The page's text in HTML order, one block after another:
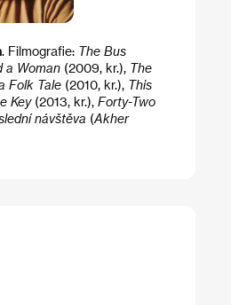
. Filmografie: The Bus
a Woman(2009, kr.), The
Folk Tale(2010, kr.), This
Key(2013, kr.), Forty-Two
návštěva (Akher